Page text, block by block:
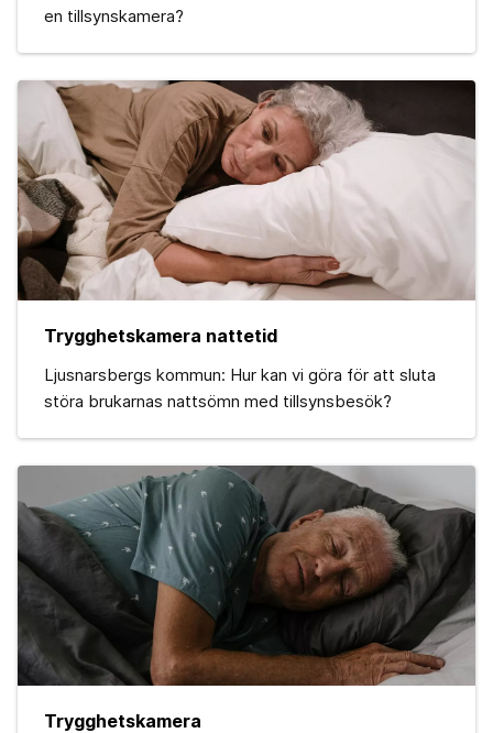
en tillsynskamera?
Trygghetskamera nattetid
Ljusnarsbergs kommun: Hur kan vi göra för att sluta
störa brukarnas nattsömn med tillsynsbesök?
Trygghetskamera